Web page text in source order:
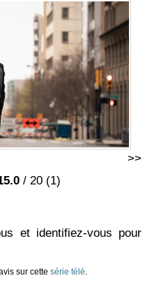
>>
/ 20 (1)
et identifiez-vous pour
sur cettesérie télé